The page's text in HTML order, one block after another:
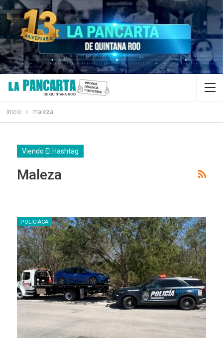
Inicio maleza
Viendo El Hashtag
Maleza
POLICIACA